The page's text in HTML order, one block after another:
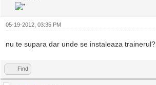
05-19-2012, 03:35 PM
nu te supara dar unde se instaleaza trainerul?
Find